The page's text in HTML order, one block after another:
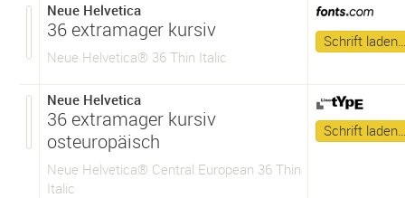
Neue Helvetica
36 extramager kursiv
Neue Helvetica® 36 Thin Italic
Schrift
Neue Helvetica
36 extramager kursiv
osteuropäisch
Neue Helvetica® Central European 36 Thin
Italic
Schrift